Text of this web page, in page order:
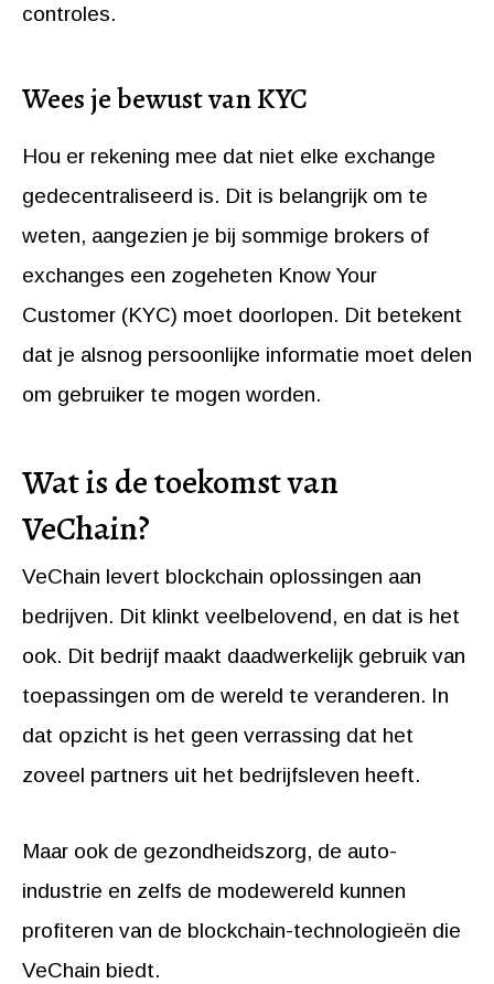
controles.
Wees je bewust van KYC
Hou er rekening mee dat niet elke exchange
gedecentraliseerd is. Dit is belangrijk om te
weten, aangezien je bij sommige brokers of
exchanges een zogeheten Know Your
Customer (KYC) moet doorlopen. Dit betekent
dat je alsnog persoonlijke informatie moet delen
om gebruiker te mogen worden.
Wat is de toekomst van
VeChain?
VeChain levert blockchain oplossingen aan
bedrijven. Dit klinkt veelbelovend, en dat is het
ook. Dit bedrijf maakt daadwerkelijk gebruik van
toepassingen om de wereld te veranderen. In
dat opzicht is het geen verrassing dat het
zoveel partners uit het bedrijfsleven heeft.
Maar ook de gezondheidszorg, de auto-
industrie en zelfs de modewereld kunnen
profiteren van de blockchain-technologieën die
VeChain biedt.